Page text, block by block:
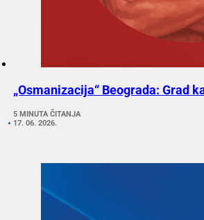
„Osmanizacija“ Beograda: Grad
5 MINUTA ČITANJA
17. 06. 2026.